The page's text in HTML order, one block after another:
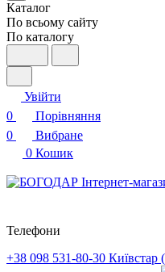
Каталог
По всьому сайту
По каталогу
Увійти
0
Порівняння
0
Вибране
0 Кошик
Телефони
+38 098 531-80-30 Київстар